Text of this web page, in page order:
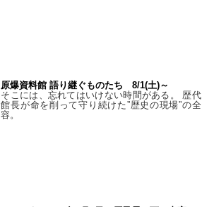
原爆資料館 語り継ぐものたち 8/1(土)～
そこには、忘れてはいけない時間がある。 歴代
館長が命を削って守り続けた”歴史の現場”の全
容。